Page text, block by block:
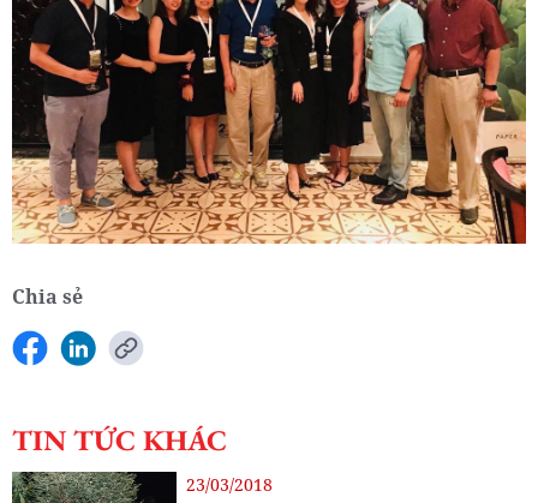
Chia sẻ
TIN TỨC KHÁC
23/03/2018